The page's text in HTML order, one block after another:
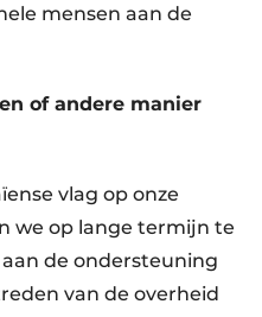
mensen aan de
of andere manier
vlag op onze
we op lange termijn te
de ondersteuning
van de overheid